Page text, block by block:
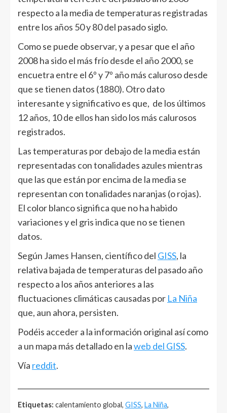
respecto a la media de temperaturas registradas
entre los años 50 y 80 del pasado siglo.
Como se puede observar, y a pesar que el año
2008 ha sido el más frío desde el año 2000, se
encuetra entre el 6º y 7º año más caluroso desde
que se tienen datos (1880). Otro dato
interesante y significativo es que, de los últimos
12 años, 10 de ellos han sido los más calurosos
registrados.
Las temperaturas por debajo de la media están
representadas con tonalidades azules mientras
que las que están por encima de la media se
representan con tonalidades naranjas (o rojas).
El color blanco significa que no ha habido
variaciones y el gris indica que no se tienen
datos.
Según James Hansen, científico del GISS, la
relativa bajada de temperaturas del pasado año
respecto a los años anteriores a las
fluctuaciones climáticas causadas por La Niña
que, aun ahora, persisten.
Podéis acceder a la información original así como
a un mapa más detallado en laweb del GISS.
Vía reddit.
Etiquetas: calentamiento global, GISS, La Niña,